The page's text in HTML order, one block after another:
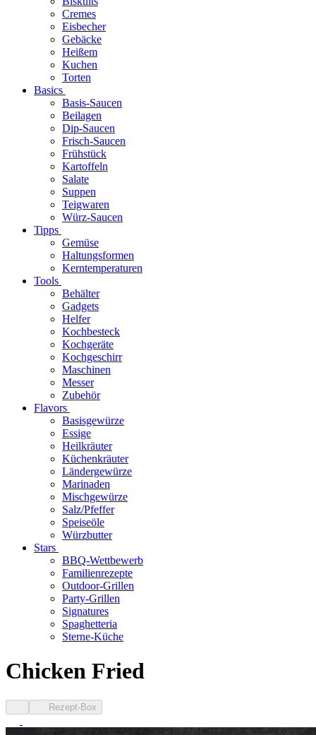
Cremes
Eisbecher
Gebäcke
Heißem
Kuchen
Torten
Basics
Basis-Saucen
Beilagen
Dip-Saucen
Frisch-Saucen
Frühstück
Kartoffeln
Salate
Suppen
Teigwaren
Würz-Saucen
Tipps
Gemüse
Haltungsformen
Kerntemperaturen
Tools
Behälter
Gadgets
Helfer
Kochbesteck
Kochgeräte
Kochgeschirr
Maschinen
Messer
Zubehör
Flavors
Basisgewürze
Essige
Heilkräuter
Küchenkräuter
Ländergewürze
Marinaden
Mischgewürze
Salz/Pfeffer
Speiseöle
Würzbutter
Stars
BBQ-Wettbewerb
Familienrezepte
Outdoor-Grillen
Party-Grillen
Signatures
Spaghetteria
Sterne-Küche
Chicken Fried
Rezept-Box